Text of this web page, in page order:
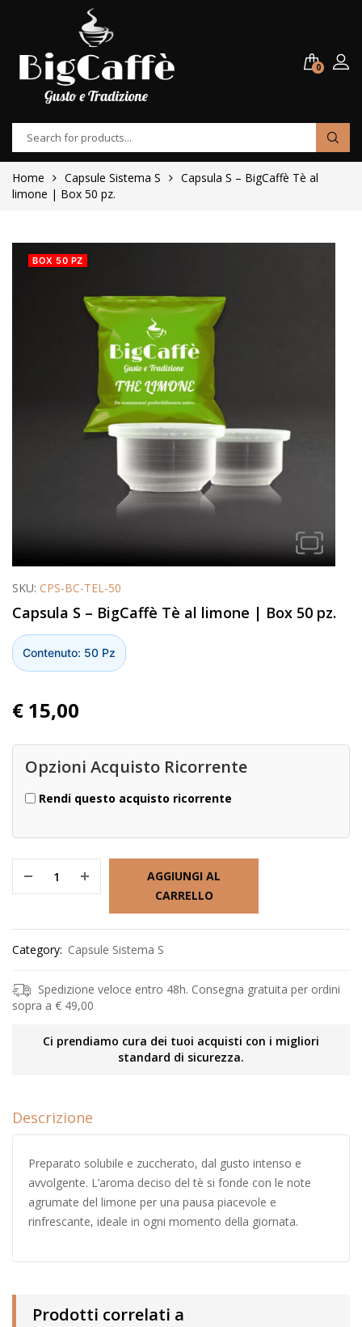
0
Home Capsule Sistema S
Capsula S – BigCaffè Tè al
limone | Box 50 pz.
BOX 50 PZ
SKU: CPS-BC-TEL-50
Capsula S – BigCaffè Tè al limone | Box 50 pz.
Contenuto: 50 Pz
€ 15,00
Opzioni Acquisto Ricorrente
Rendi questo acquisto ricorrente
AGGIUNGI AL
CARRELLO
Category: Capsule Sistema S
Spedizione veloce entro 48h. Consegna gratuita per ordini
sopra a € 49,00
Ci prendiamo cura dei tuoi acquisti con i migliori
standard di sicurezza.
Descrizione
Preparato solubile e zuccherato, dal gusto intenso e
avvolgente. L’aroma deciso del tè si fonde con le note
agrumate del limone per una pausa piacevole e
rinfrescante, ideale in ogni momento della giornata.
Prodotti correlati a